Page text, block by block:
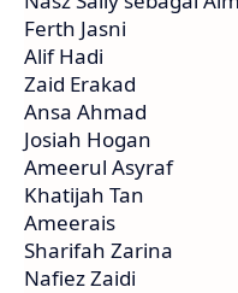
Ferth Jasni
Alif Hadi
Zaid Erakad
Ansa Ahmad
Josiah Hogan
Ameerul Asyraf
Khatijah Tan
Ameerais
Sharifah Zarina
Nafiez Zaidi